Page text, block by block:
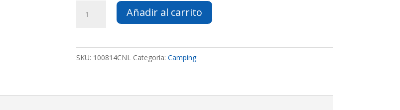
Inflable
Individual
cantidad
Añadir al carrito
SKU: 100814CNL Categoría: Camping